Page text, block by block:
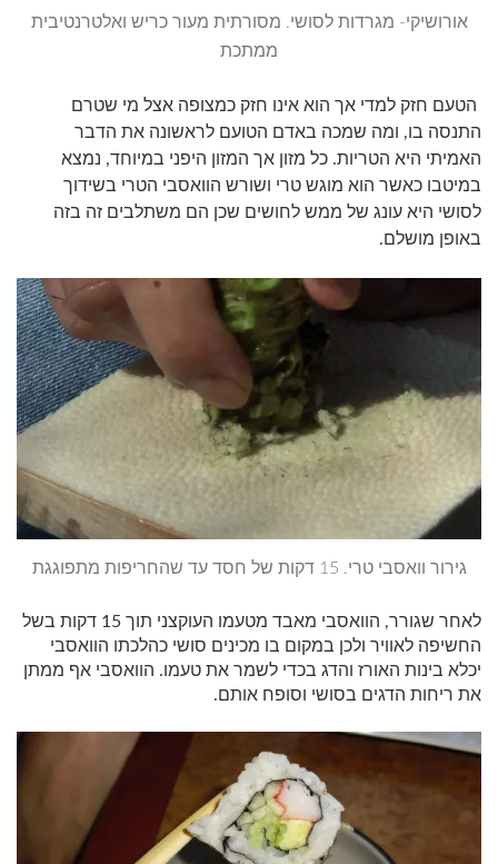
אורושיקי- מגרדות לסושי. מסורתית מעור כריש ואלטרנטיבית
ממתכת
הטעם חזק למדי אך הוא אינו חזק כמצופה אצל מי שטרם
התנסה בו, ומה שמכה באדם הטועם לראשונה את הדבר
האמיתי היא הטריות. כל מזון אך המזון היפני במיוחד, נמצא
במיטבו כאשר הוא מוגש טרי ושורש הוואסבי הטרי בשידוך
לסושי היא עונג של ממש לחושים שכן הם משתלבים זה בזה
באופן מושלם.
גירור וואסבי טרי. 15 דקות של חסד עד שהחריפות מתפוגגת
לאחר שגורר, הוואסבי מאבד מטעמו העוקצני תוך 15 דקות בשל
החשיפה לאוויר ולכן במקום בו מכינים סושי כהלכתו הוואסבי
יכלא בינות האורז והדג בכדי לשמר את טעמו. הוואסבי אף ממתן
את ריחות הדגים בסושי וסופח אותם.